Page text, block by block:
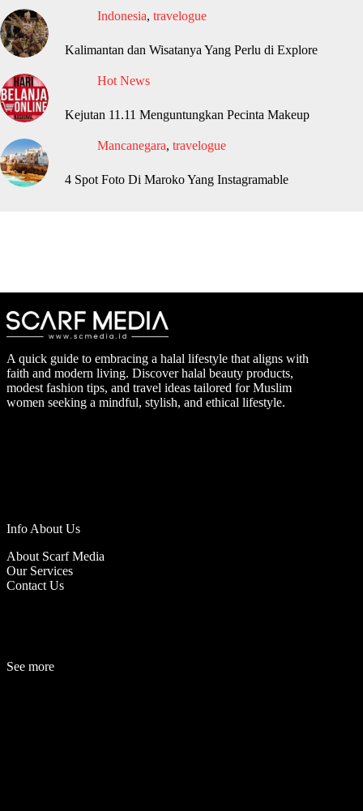
Indonesia, travelogue
Kalimantan dan Wisatanya Yang Perlu di Explore
Hot News
Kejutan 11.11 Menguntungkan Pecinta Makeup
Mancanegara, travelogue
4 Spot Foto Di Maroko Yang Instagramable
A quick guide to embracing a halal lifestyle that aligns with
faith and modern living. Discover halal beauty products,
modest fashion tips, and travel ideas tailored for Muslim
women seeking a mindful, stylish, and ethical lifestyle.
Info About Us
About Scarf Media
Our Services
Contact Us
See more